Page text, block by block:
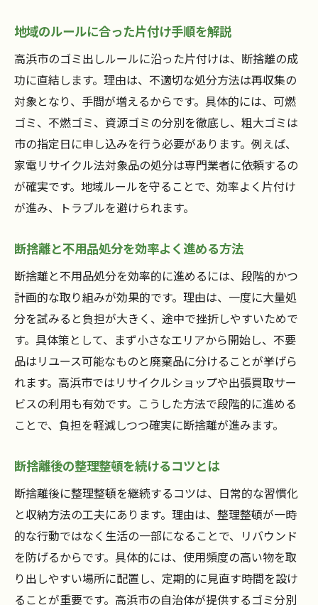
地域のルールに合った片付け手順を解説
高浜市のゴミ出しルールに沿った片付けは、断捨離の成
功に直結します。理由は、不適切な処分方法は再収集の
対象となり、手間が増えるからです。具体的には、可燃
ゴミ、不燃ゴミ、資源ゴミの分別を徹底し、粗大ゴミは
市の指定日に申し込みを行う必要があります。例えば、
家電リサイクル法対象品の処分は専門業者に依頼するの
が確実です。地域ルールを守ることで、効率よく片付け
が進み、トラブルを避けられます。
断捨離と不用品処分を効率よく進める方法
断捨離と不用品処分を効率的に進めるには、段階的かつ
計画的な取り組みが効果的です。理由は、一度に大量処
分を試みると負担が大きく、途中で挫折しやすいためで
す。具体策として、まず小さなエリアから開始し、不要
品はリユース可能なものと廃棄品に分けることが挙げら
れます。高浜市ではリサイクルショップや出張買取サー
ビスの利用も有効です。こうした方法で段階的に進める
ことで、負担を軽減しつつ確実に断捨離が進みます。
断捨離後の整理整頓を続けるコツとは
断捨離後に整理整頓を継続するコツは、日常的な習慣化
と収納方法の工夫にあります。理由は、整理整頓が一時
的な行動ではなく生活の一部になることで、リバウンド
を防げるからです。具体的には、使用頻度の高い物を取
り出しやすい場所に配置し、定期的に見直す時間を設け
ることが重要です。高浜市の自治体が提供するゴミ分別